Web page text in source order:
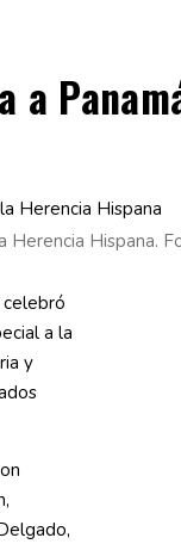
a
Hispana.
celebró
a la
y